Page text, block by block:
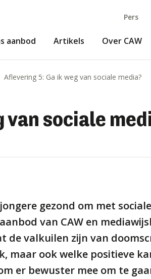
aanbod Artikels Over CAW
Pers
Aflevering 5: Ga ik weg van sociale media?
van sociale
gezond om met
van CAW en
de valkuilen zijn van
maar ook welke positieve
er bewuster mee om te